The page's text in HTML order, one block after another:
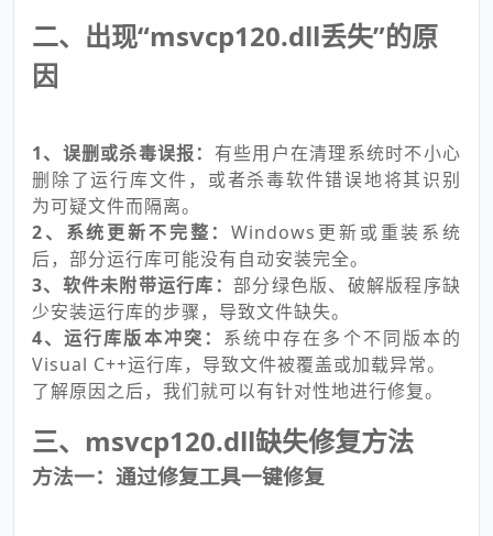
二、出现“msvcp120.dll丢失”的原
因
1、误删或杀毒误报： 有些用户在清理系统时不小心
删除了运行库文件，或者杀毒软件错误地将其识别
为可疑文件而隔离。
2、系统更新不完整：Windows更新或重装系统
后，部分运行库可能没有自动安装完全。
3、软件未附带运行库： 部分绿色版、破解版程序缺
少安装运行库的步骤，导致文件缺失。
4、运行库版本冲突： 系统中存在多个不同版本的
Visual C++运行库，导致文件被覆盖或加载异常。
了解原因之后，我们就可以有针对性地进行修复。
三、msvcp120.dll缺失修复方法
方法一：通过修复工具一键修复